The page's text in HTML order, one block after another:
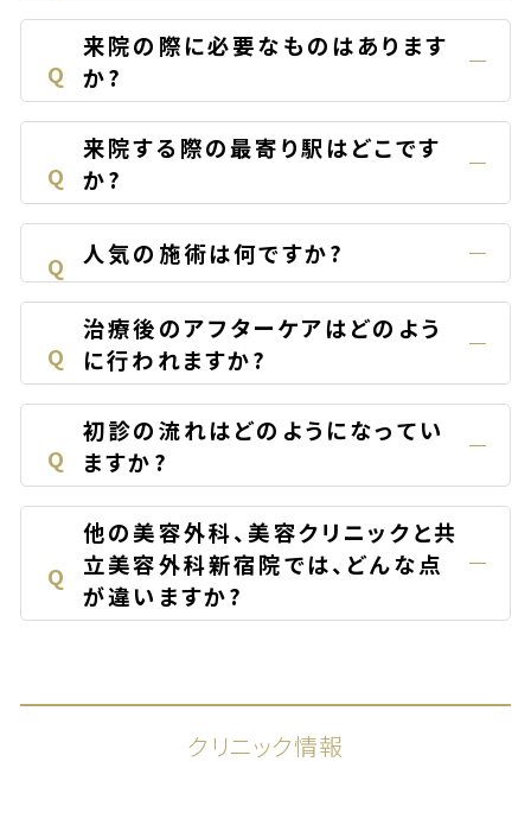
Q
来院の際に必要なものはあります
か?
Q
来院する際の最寄り駅はどこです
か?
Q 人気の施術は何ですか?
Q
治療後のアフターケアはどのよう
に行われますか?
Q
初診の流れはどのようになってい
ますか?
Q
他の美容外科、美容クリニックと共
立美容外科新宿院では、どんな点
が違いますか?
クリニック情報